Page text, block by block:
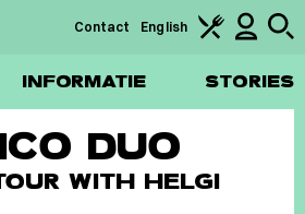
INFORMATIE STORIES
Contact English
DUO
WITH HELGI